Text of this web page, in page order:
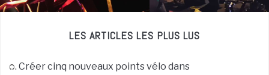
LES ARTICLES LES PLUS LUS
Créer cinq nouveaux points vélo dans